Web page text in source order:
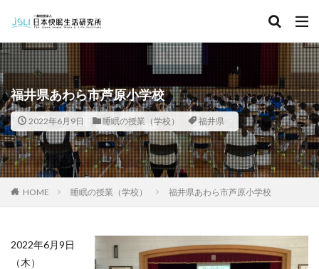
福井県あわら市芦原小学校
2022年6月9日 睡眠の授業（学校） 福井県
HOME 睡眠の授業（学校） 福井県あわら市芦原小学校
2022年6月9日
（木）
カテゴリー
タグ
北海道 青森県 秋田県 茨城県
埼玉県
千葉県
東京都 富山県 石川県
福井県
長野県
滋賀県 京都府 島根県
山口県
検索